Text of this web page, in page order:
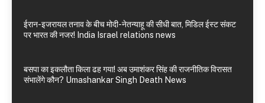
ईरान-इजरायल तनाव के बीच मोदी-नेतन्याहू की सीधी बात, मिडिल ईस्ट संकट
पर भारत की नजर! India Israel relations news
बसपा का इकलौता किला ढह गया! अब उमाशंकर सिंह की राजनीतिक विरासत
संभालेंगे कौन? Umashankar Singh Death News